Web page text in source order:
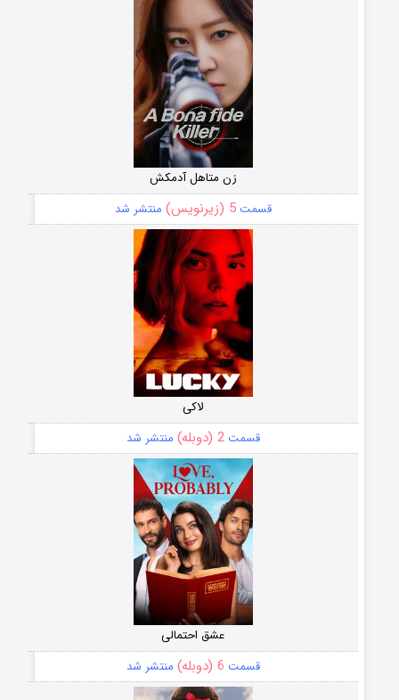
زن متاهل آدمکش
قسمت5 (زیرنویس) منتشر شد
لاکی
قسمت2 (دوبله) منتشر شد
عشق احتمالی
قسمت 6 (دوبله) منتشر شد